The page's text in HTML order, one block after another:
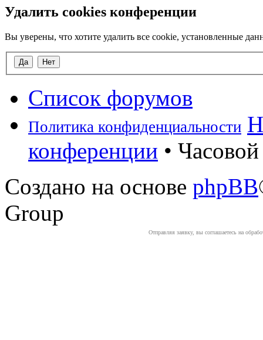
Удалить cookies конференции
Вы уверены, что хотите удалить все cookie, установленные
Список форумов
Политика конфиденциальности
конференции •
Создано на основе phpBB
Group
Отправляя заявку, вы соглашаетесь на